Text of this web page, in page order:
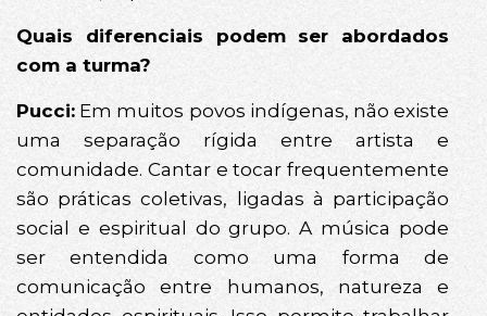
Quais diferenciais podem ser abordados
com a turma?
Pucci: Em muitos povos indígenas, não existe
uma separação rígida entre artista e
comunidade. Cantar e tocar frequentemente
são práticas coletivas, ligadas à participação
social e espiritual do grupo. A música pode
ser entendida como uma forma de
comunicação entre humanos, natureza e